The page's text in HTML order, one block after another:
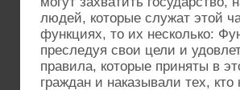
людей, которые служат этой
функциях, то их несколько:
преследуя свои цели и
правила, которые приняты в
граждан и наказывали тех,